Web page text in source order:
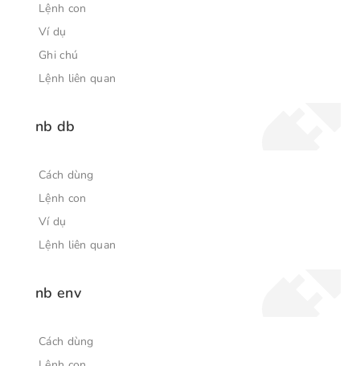
Lệnh con
Ví dụ
Ghi chú
Lệnh liên quan
nb db
Cách dùng
Lệnh con
Ví dụ
Lệnh liên quan
nb env
Cách dùng